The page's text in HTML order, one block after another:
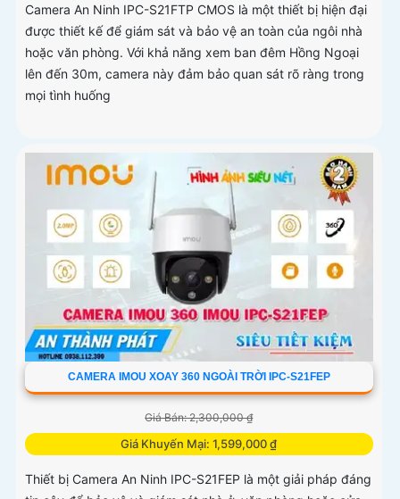
Camera An Ninh IPC-S21FTP CMOS là một thiết bị hiện đại
được thiết kế để giám sát và bảo vệ an toàn của ngôi nhà
hoặc văn phòng. Với khả năng xem ban đêm Hồng Ngoại
lên đến 30m, camera này đảm bảo quan sát rõ ràng trong
mọi tình huống
CAMERA IMOU XOAY 360 NGOÀI TRỜI IPC-S21FEP
Giá Bán: 2,300,000 ₫
Giá Khuyến Mại: 1,599,000 ₫
Thiết bị Camera An Ninh IPC-S21FEP là một giải pháp đáng